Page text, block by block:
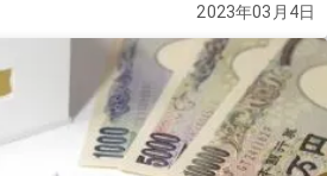
2023年03月4日